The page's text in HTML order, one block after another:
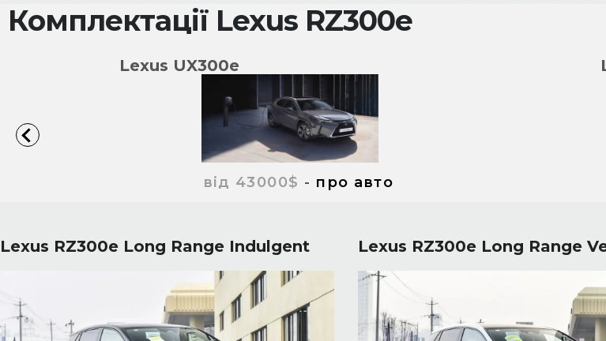
Комплектації Lexus RZ300e
Lexus UX300e
від 43000$ - про авто
Lexus RZ300e Long Range Indulgent Lexus RZ300e Long Range